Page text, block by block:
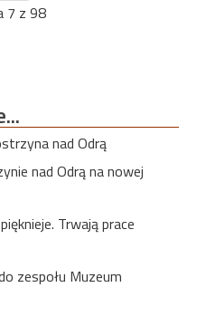
7 z 98
nad Odrą
nad Odrą na nowej
Trwają prace
zespołu Muzeum